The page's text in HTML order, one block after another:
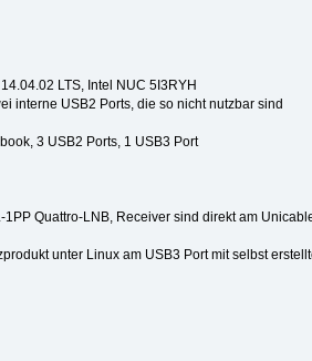
LTS, Intel NUC 5I3RYH
interne USB2 Ports, die so nicht nutzbar sind
3 USB2 Ports, 1 USB3 Port
Quattro-LNB, Receiver sind direkt am
unter Linux am USB3 Port mit selbst